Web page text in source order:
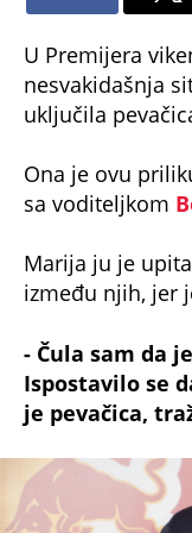
U Premijera
nesvakidašnja
uključila
Ona je ovu
sa voditeljkom
Marija ju je
između njih, jer
- Čula sam da
Ispostavilo se
je pevačica,